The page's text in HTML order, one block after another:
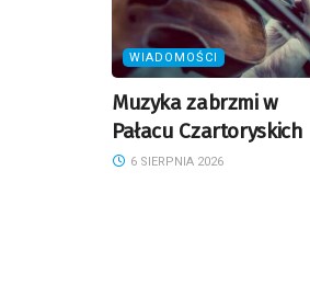
WIADOMOŚCI
Muzyka zabrzmi w
Pałacu Czartoryskich
6 SIERPNIA 2026